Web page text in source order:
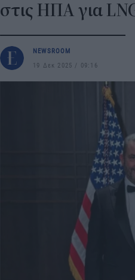
στις ΗΠΑ για
NEWSROOM
19 Δεκ 2025
09:16